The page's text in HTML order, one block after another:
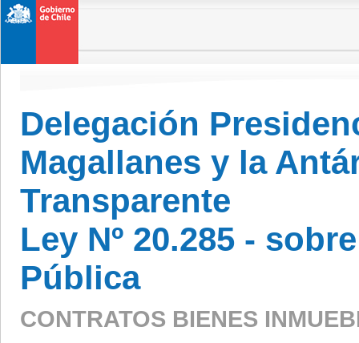
Delegación
Magallanes y la
Transparente
Ley Nº 20.285 -
Pública
CONTRATOS BIENES